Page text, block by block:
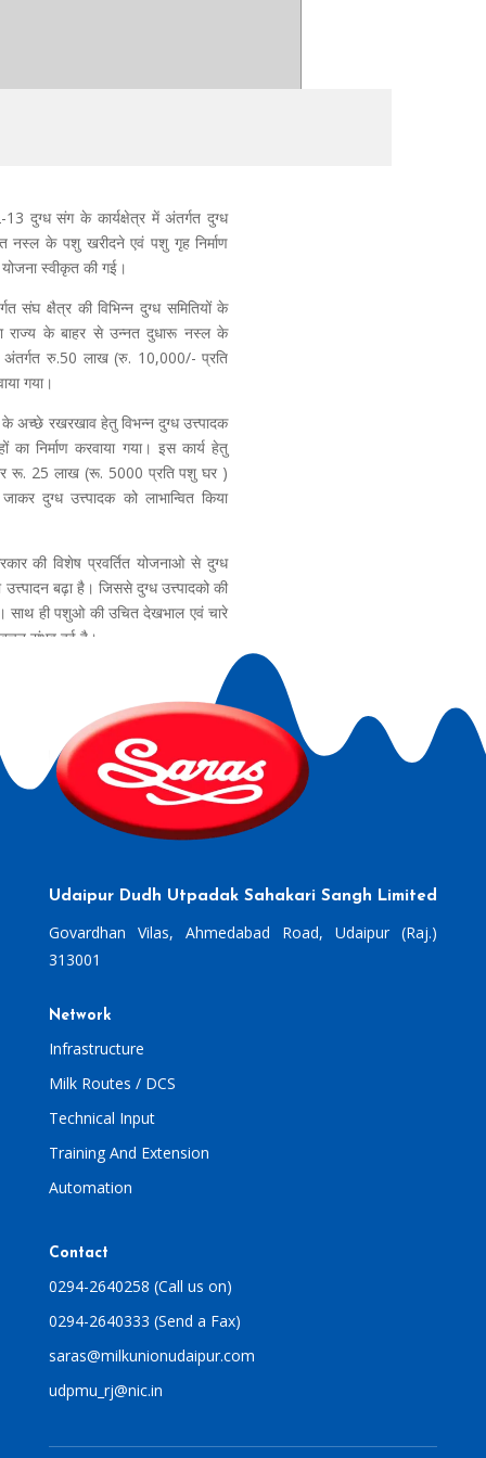
दुग्ध संग के कार्यक्षेत्र में अंतर्गत दुग्ध
नस्ल के पशु खरीदने एवं पशु गृह निर्माण
स्वीकृत की गई।
संघ क्षैत्र की विभिन्न दुग्ध समितियों के
राज्य के बाहर से उन्नत दुधारू नस्ल के
रु.50 लाख (रु. 10,000/- प्रति
गया।
अच्छे रखरखाव हेतु विभन्न दुग्ध उत्त्पादक
का निर्माण करवाया गया। इस कार्य हेतु
रू. 25 लाख (रू. 5000 प्रति पशु घर )
दुग्ध उत्त्पादक को लाभान्वित किया
की विशेष प्रवर्तित योजनाओ से दुग्ध
बढ़ा है। जिससे दुग्ध उत्त्पादको की
ही पशुओ की उचित देखभाल एवं चारे
संभव हुई है।
Udaipur Dudh Utpadak Sahakari Sangh Limited
Govardhan Vilas, Ahmedabad Road, Udaipur (Raj.)
313001
Network
Infrastructure
Milk Routes / DCS
Technical Input
Training And Extension
Automation
Contact
0294-2640258 (Call us on)
0294-2640333 (Send a Fax)
saras@milkunionudaipur.com
udpmu_rj@nic.in